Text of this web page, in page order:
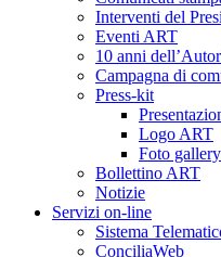
Interventi del
Eventi ART
10 anni
Campagna di
Press-kit
Logo ART
Foto gallery
Bollettino ART
Notizie
Servizi on-line
Sistema
ConciliaWeb